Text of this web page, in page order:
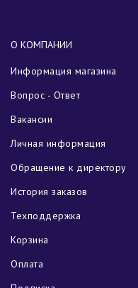
О КОМПАНИИ
Информация магазина
Вопрос - Ответ
Вакансии
Личная информация
Обращение к директору
История заказов
Техподдержка
Корзина
Оплата